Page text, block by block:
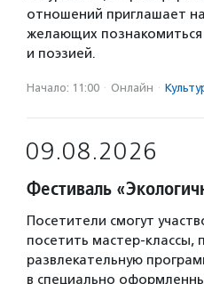
отношений приглашает
желающих
и поэзией.
Начало: 11:00 · Онлайн ·
09.08.2026
Фестиваль
Посетители смогут
посетить мастер-классы,
развлекательную
в специально